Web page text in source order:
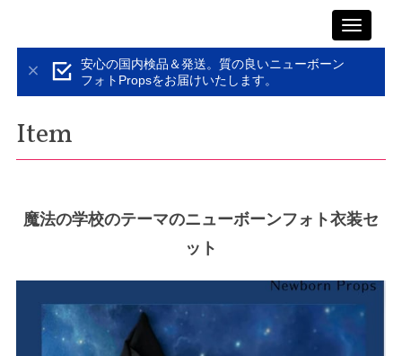
Toggle
安心の国内検品＆発送。質の良いニューボーン
フォトPropsをお届けいたします。
Item
魔法の学校のテーマのニューボーンフォト衣装セ
ット